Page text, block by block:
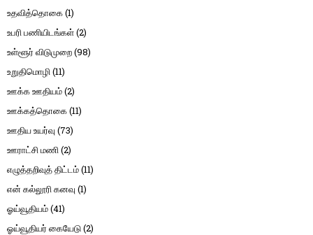
உதவித்தொகை(1)
உபரி பணியிடங்கள்(2)
உள்ளூர் விடுமுறை(98)
உறுதிமொழி (11)
ஊக்க ஊதியம்(2)
ஊக்கத்தொகை(11)
ஊதிய உயர்வு (73)
ஊராட்சி மணி (2)
எழுத்தறிவுத் திட்டம்(11)
என் கல்லூரி கனவு (1)
ஓய்வூதியம்(41)
ஓய்வூதியர் கையேடு(2)